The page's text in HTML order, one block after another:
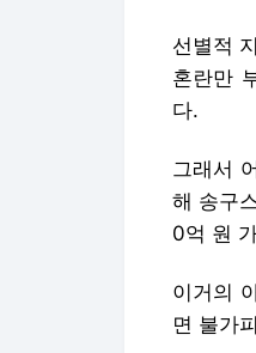
선별적
혼란만
다.
그래서
해 송구
0억 원
이거의
면 불가